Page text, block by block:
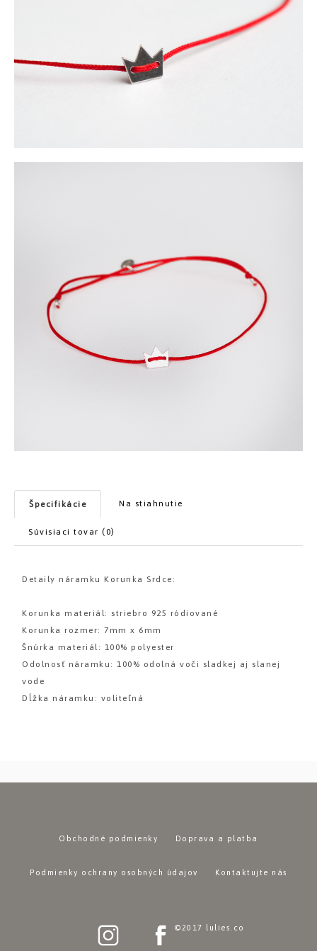
Špecifikácie Na stiahnutie
Súvisiaci tovar (0)
Detaily náramku Korunka Srdce:
Korunka materiál: striebro 925 ródiované
Korunka rozmer: 7mm x 6mm
Šnúrka materiál: 100% polyester
Odolnosť náramku: 100% odolná voči sladkej aj slanej
vode
Dĺžka náramku: voliteľná
Obchodné podmienky Doprava a platba
Podmienky ochrany osobných údajov Kontaktujte nás
©2017 lulies.co